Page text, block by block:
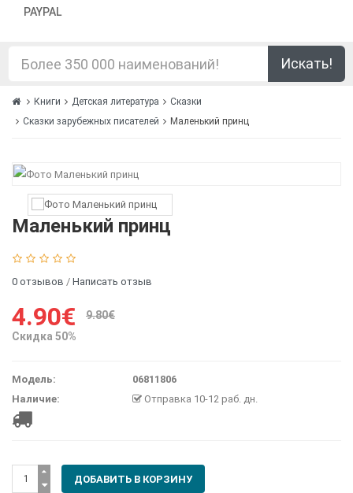
PAYPAL
Искать!
Книги Детская литература
Сказки
Сказки зарубежных писателей
Маленький принц
Маленький принц
0 отзывов / Написать отзыв
4.90€
9.80€
Скидка 50%
Модель:
06811806
Наличие:
Отправка 10-12 раб. дн.